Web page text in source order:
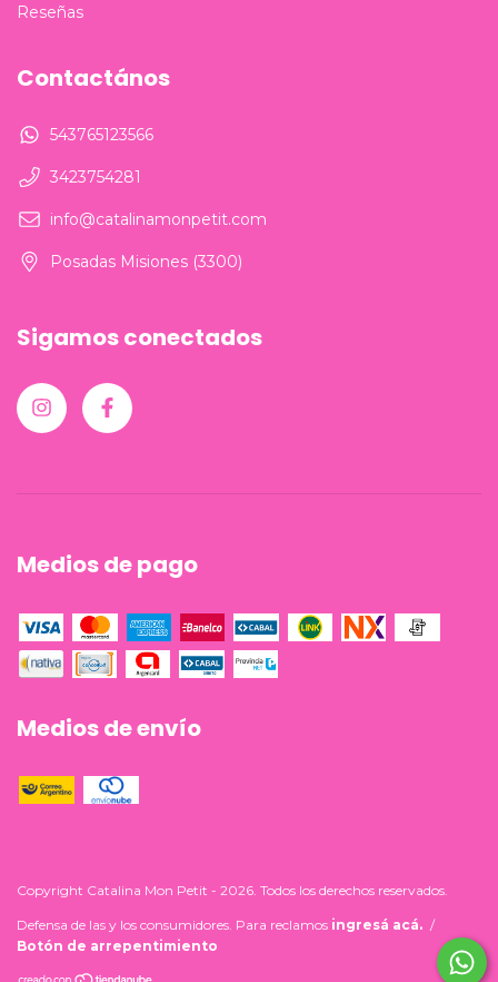
Reseñas
Contactános
543765123566
3423754281
info@catalinamonpetit.com
Posadas Misiones (3300)
Sigamos conectados
Medios de pago
Medios de envío
Copyright Catalina Mon Petit - 2026. Todos los derechos reservados.
Defensa de las y los consumidores. Para reclamos ingresá acá. /
Botón de arrepentimiento